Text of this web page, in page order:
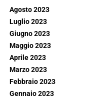
Agosto 2023
Luglio 2023
Giugno 2023
Maggio 2023
Aprile 2023
Marzo 2023
Febbraio 2023
Gennaio 2023